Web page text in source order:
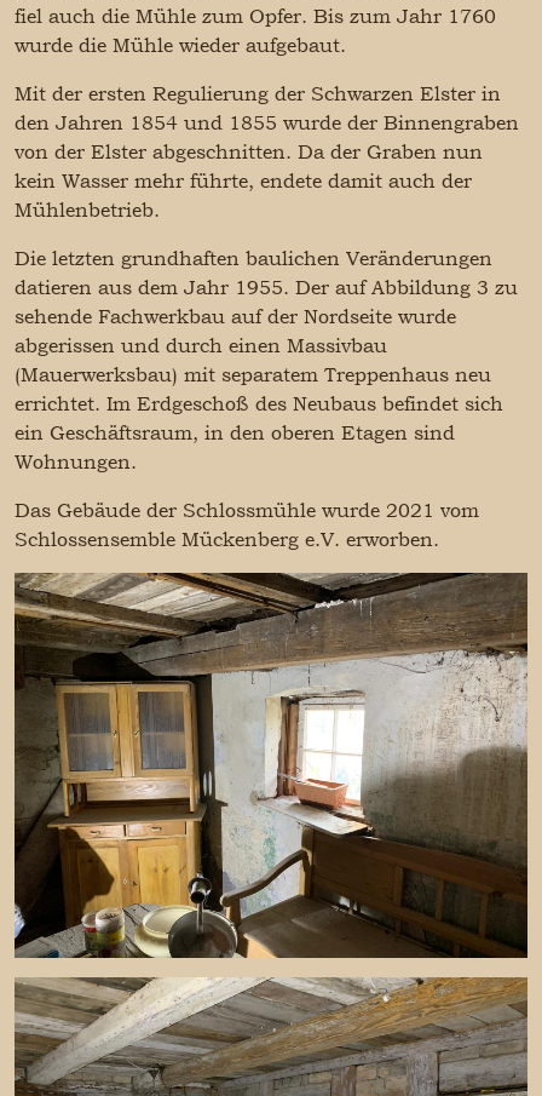
fiel auch die Mühle zum Opfer. Bis zum Jahr 1760
wurde die Mühle wieder aufgebaut.
Mit der ersten Regulierung der Schwarzen Elster in
den Jahren 1854 und 1855 wurde der Binnengraben
von der Elster abgeschnitten. Da der Graben nun
kein Wasser mehr führte, endete damit auch der
Mühlenbetrieb.
Die letzten grundhaften baulichen Veränderungen
datieren aus dem Jahr 1955. Der auf Abbildung 3 zu
sehende Fachwerkbau auf der Nordseite wurde
abgerissen und durch einen Massivbau
(Mauerwerksbau) mit separatem Treppenhaus neu
errichtet. Im Erdgeschoß des Neubaus befindet sich
ein Geschäftsraum, in den oberen Etagen sind
Wohnungen.
Das Gebäude der Schlossmühle wurde 2021 vom
Schlossensemble Mückenberg e.V. erworben.